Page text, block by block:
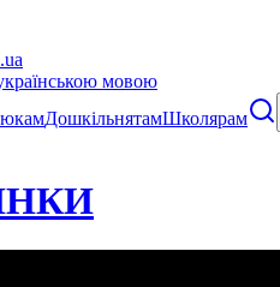
мовою
ДошкільнятамШколярам